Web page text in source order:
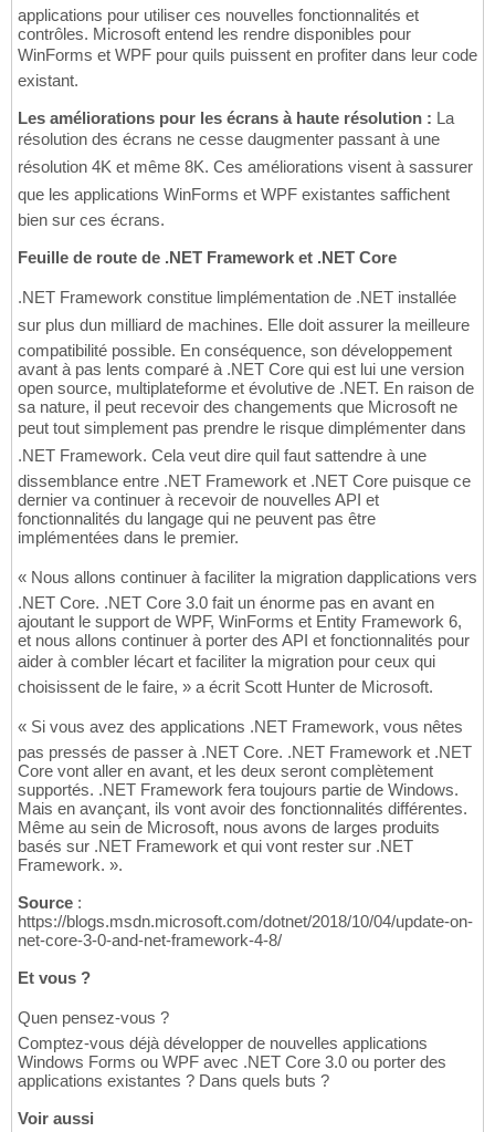
applications pour utiliser ces nouvelles fonctionnalités et
contrôles. Microsoft entend les rendre disponibles pour
WinForms et WPF pour quils puissent en profiter dans leur code
existant.
Les améliorations pour les écrans à haute résolution : La
résolution des écrans ne cesse daugmenter passant à une
résolution 4K et même 8K. Ces améliorations visent à sassurer
que les applications WinForms et WPF existantes saffichent
bien sur ces écrans.
Feuille de route de .NET Framework et .NET Core
.NET Framework constitue limplémentation de .NET installée
sur plus dun milliard de machines. Elle doit assurer la meilleure
compatibilité possible. En conséquence, son développement
avant à pas lents comparé à .NET Core qui est lui une version
open source, multiplateforme et évolutive de .NET. En raison de
sa nature, il peut recevoir des changements que Microsoft ne
peut tout simplement pas prendre le risque dimplémenter dans
.NET Framework. Cela veut dire quil faut sattendre à une
dissemblance entre .NET Framework et .NET Core puisque ce
dernier va continuer à recevoir de nouvelles API et
fonctionnalités du langage qui ne peuvent pas être
implémentées dans le premier.
« Nous allons continuer à faciliter la migration dapplications vers
.NET Core. .NET Core 3.0 fait un énorme pas en avant en
ajoutant le support de WPF, WinForms et Entity Framework 6,
et nous allons continuer à porter des API et fonctionnalités pour
aider à combler lécart et faciliter la migration pour ceux qui
choisissent de le faire, » a écrit Scott Hunter de Microsoft.
« Si vous avez des applications .NET Framework, vous nêtes
pas pressés de passer à .NET Core. .NET Framework et .NET
Core vont aller en avant, et les deux seront complètement
supportés. .NET Framework fera toujours partie de Windows.
Mais en avançant, ils vont avoir des fonctionnalités différentes.
Même au sein de Microsoft, nous avons de larges produits
basés sur .NET Framework et qui vont rester sur .NET
Framework. ».
Source :
https://blogs.msdn.microsoft.com/dotnet/2018/10/04/update-on-
net-core-3-0-and-net-framework-4-8/
Et vous ?
Quen pensez-vous ?
Comptez-vous déjà développer de nouvelles applications
Windows Forms ou WPF avec .NET Core 3.0 ou porter des
applications existantes ? Dans quels buts ?
Voir aussi